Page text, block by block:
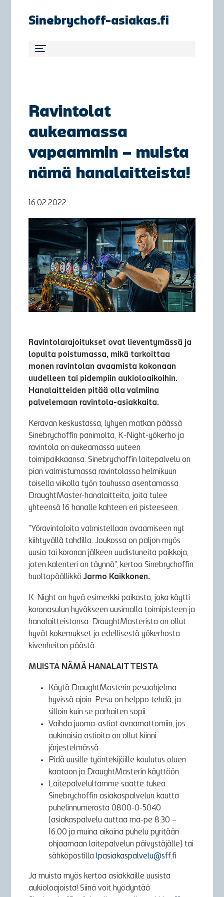
Sinebrychoff-asiakas.fi
Ravintolat
aukeamassa
vapaammin – muista
nämä hanalaitteista!
16.02.2022
Ravintolarajoitukset ovat lieventymässä ja
lopulta poistumassa, mikä tarkoittaa
monen ravintolan avaamista kokonaan
uudelleen tai pidempiin aukioloaikoihin.
Hanalaitteiden pitää olla valmiina
palvelemaan ravintola-asiakkaita.
Keravan keskustassa, lyhyen matkan päässä
Sinebrychoffin panimolta, K-Night-yökerho ja
ravintola on aukeamassa uuteen
toimipaikkaansa. Sinebrychoffin laitepalvelu on
pian valmistumassa ravintolassa helmikuun
toisella viikolla työn touhussa asentamassa
DraughtMaster-hanalaitteita, joita tulee
yhteensä 16 hanalle kahteen eri pisteeseen.
”Yöravintoloita valmistellaan avaamiseen nyt
kiihtyvällä tahdilla. Joukossa on paljon myös
uusia tai koronan jälkeen uudistuneita paikkoja,
joten kalenteri on täynnä”, kertoo Sinebrychoffin
huoltopäällikköJarmo Kaikkonen.
K-Night on hyvä esimerkki paikasta, joka käytti
koronasulun hyväkseen uusimalla toimipisteen ja
hanalaitteistonsa. DraughtMasterista on ollut
hyvät kokemukset jo edellisestä yökerhosta
kivenheiton päästä.
MUISTA NÄMÄ HANALAITTEISTA
Käytä DraughtMasterin pesuohjelma
hyvissä ajoin. Pesu on helppo tehdä, ja
silloin kuin se parhaiten sopii.
Vaihda juoma-astiat avaamattomiin, jos
aukinaisia astioita on ollut kiinni
järjestelmässä.
Pidä uusille työntekijöille koulutus oluen
kaatoon ja DraughtMasterin käyttöön.
Laitepalvelultamme saatte tukea
Sinebrychoffin asiakaspalvelun kautta
puhelinnumerosta 0800-0-5040
(asiakaspalvelu auttaa ma-pe 8.30 –
16.00 ja muina aikoina puhelu pyritään
ohjaamaan laitepalvelun päivystäjälle) tai
sähköpostillalpasiakaspalvelu@sff.fi
Ja muista myös kertoa asiakkaille uusista
aukioloajoista! Siinä voit hyödyntää